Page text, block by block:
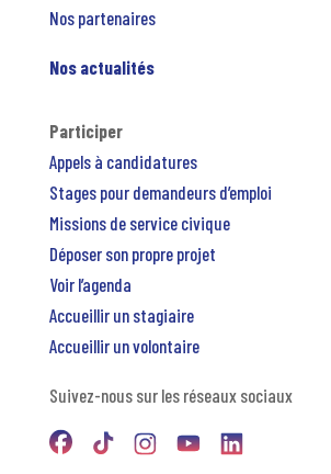
Nos partenaires
Nos actualités
Participer
Appels à candidatures
Stages pour demandeurs d’emploi
Missions de service civique
Déposer son propre projet
Voir l’agenda
Accueillir un stagiaire
Accueillir un volontaire
Suivez-nous sur les réseaux sociaux